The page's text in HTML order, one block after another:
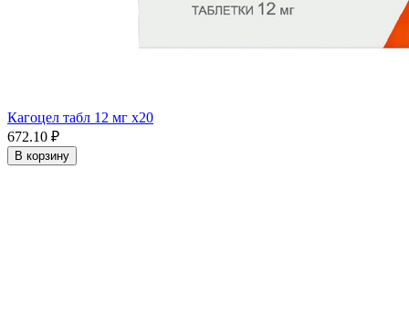
Кагоцел табл 12 мг x20
672.10 ₽
В корзину